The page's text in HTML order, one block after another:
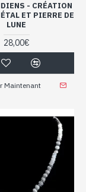
- CRÉATION
ET PIERRE DE
LUNE
28,00€
Maintenant